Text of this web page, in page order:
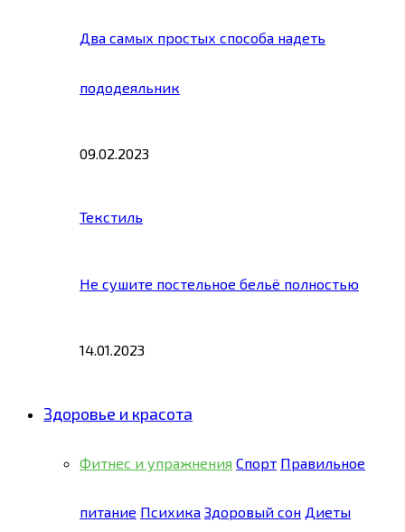
Два самых простых способа надеть
пододеяльник
09.02.2023
Текстиль
Не сушите постельное бельё полностью
14.01.2023
Здоровье и красота
Фитнес и упражнения Спорт Правильное
питание Психика Здоровый сон Диеты